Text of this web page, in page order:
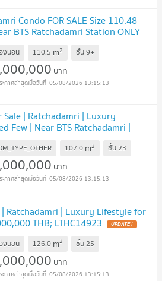
Condo FOR SALE Size 110.48
BTS Ratchadamri Station ONLY
งนอน 110.5 m2 ชั้น9+
บาท
05/08/2026 13:15:13
| Ratchadamri | Luxury
Few | Near BTS Ratchadamri |
107.0 m2 ชั้น23
บาท
05/08/2026 13:15:13
Ratchadamri | Luxury Lifestyle for
THB; LTHC14923 UPDATE !
งนอน 126.0 m2 ชั้น25
บาท
05/08/2026 13:15:13